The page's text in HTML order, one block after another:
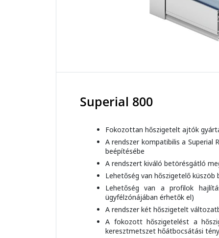
Superial 800
Fokozottan hőszigetelt ajtók
A rendszer kompatibilis a Superial
beépítésébe
A rendszert kiváló betörésgátló
Lehetőség van hőszigetelő
Lehetőség van a profilok
ügyfélzónájában érhetők el)
A rendszer két hőszigetelt
A fokozott hőszigetelést a
keresztmetszet hőátbocsátási